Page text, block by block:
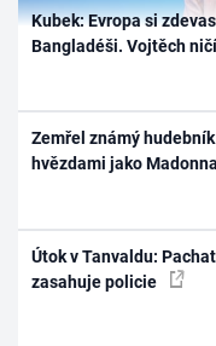
Kubek: Evropa si
Bangladéši. Vojtěch
Zemřel známý
hvězdami jako
Útok v Tanvaldu:
zasahuje policie